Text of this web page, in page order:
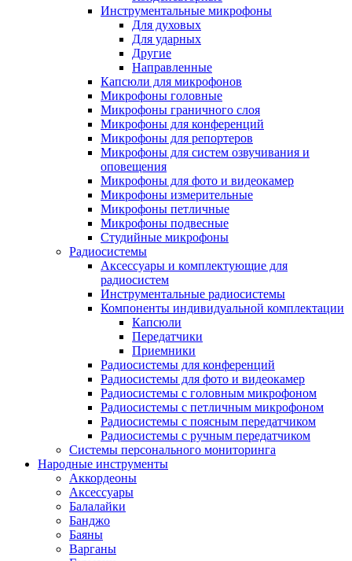
Инструментальные микрофоны
Для духовых
Для ударных
Другие
Направленные
Капсюли для микрофонов
Микрофоны головные
Микрофоны граничного слоя
Микрофоны для конференций
Микрофоны для репортеров
Микрофоны для систем озвучивания и
оповещения
Микрофоны для фото и видеокамер
Микрофоны измерительные
Микрофоны петличные
Микрофоны подвесные
Студийные микрофоны
Радиосистемы
Аксессуары и комплектующие для
радиосистем
Инструментальные радиосистемы
Компоненты индивидуальной комплектации
Капсюли
Передатчики
Приемники
Радиосистемы для конференций
Радиосистемы для фото и видеокамер
Радиосистемы с головным микрофоном
Радиосистемы с петличным микрофоном
Радиосистемы с поясным передатчиком
Радиосистемы с ручным передатчиком
Системы персонального мониторинга
Народные инструменты
Аккордеоны
Аксессуары
Балалайки
Банджо
Баяны
Варганы